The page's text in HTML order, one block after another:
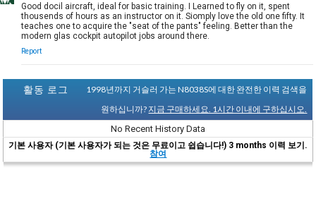
Good docil aircraft, ideal for basic training. I Learned to fly on it, spent
thousends of hours as an instructor on it. Siomply love the old one fifty. It
teaches one to acquire the "seat of the pants" feeling. Better than the
modern glas cockpit autopilot jobs around there.
Report
활동 로그
1998년까지 거슬러 가는 N8038S에 대한 완전한 이력 검색을
원하십니까? 지금 구매하세요. 1시간 이내에 구하십시오.
No Recent History Data
기본 사용자 (기본 사용자가 되는 것은 무료이고 쉽습니다!) 3 months 이력 보기.
참여